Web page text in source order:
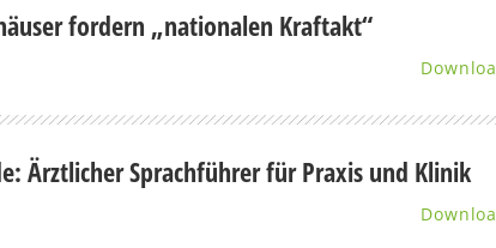
fordern „nationalen Kraftakt“
Ärztlicher Sprachführer für Praxis und Klinik